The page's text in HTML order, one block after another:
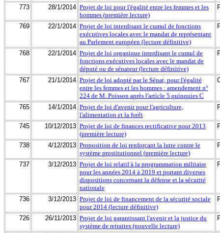
773 28/1/2014 Projet de loi pour l'égalité entre les femmes et les
hommes (première lecture)
769 22/1/2014 Projet de loi interdisant le cumul de fonctions
exécutives locales avec le mandat de représentant
au Parlement européen (lecture définitive)
768 22/1/2014 Projet de loi organique interdisant le cumul de
fonctions exécutives locales avec le mandat de
député ou de sénateur (lecture définitive)
767 21/1/2014 Projet de loi adopté par le Sénat, pour l'égalité
entre les femmes et les hommes : amendement n°
224 de M. Poisson après l'article 5 quinquies C
765 14/1/2014 Projet de loi d'avenir pour l'agriculture,
l'alimentation et la forêt
745 10/12/2013 Projet de loi de finances rectificative pour 2013
(première lecture)
738 4/12/2013 Proposition de loi renforçant la lutte contre le
système prostitutionnel (première lecture)
737 3/12/2013 Projet de loi relatif à la programmation militaire
pour les années 2014 à 2019 et portant diverses
dispositions concernant la défense et la sécurité
nationale
736 3/12/2013 Projet de loi de financement de la sécurité sociale
pour 2014 (lecture définitive)
726 26/11/2013 Projet de loi garantissant l'avenir et la justice du
système de retraites (nouvelle lecture)